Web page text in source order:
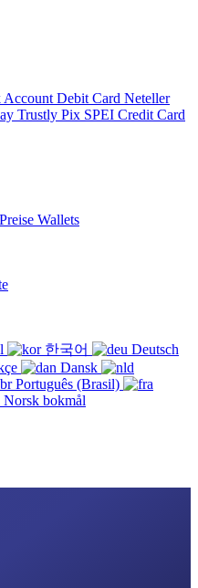
Account Debit Card Neteller
Trustly Pix SPEI Credit Card
Preise Wallets
한국어
Deutsch
Dansk
Português (Brasil)
Norsk bokmål